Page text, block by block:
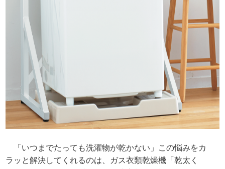
「いつまでたっても洗濯物が乾かない」この悩みをカ
ラッと解決してくれるのは、ガス衣類乾燥機「乾太く